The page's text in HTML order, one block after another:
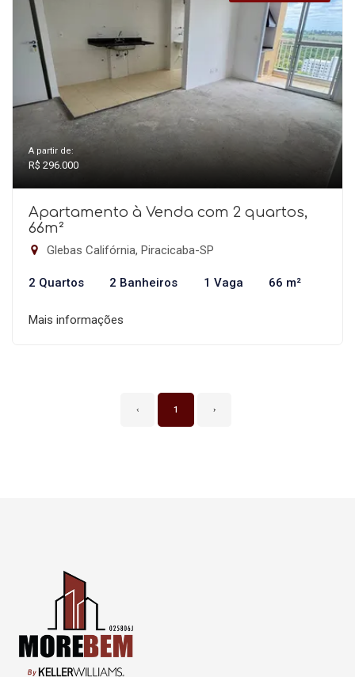
A partir de:
R$ 296.000
Apartamento à Venda com 2 quartos,
66m²
Glebas Califórnia, Piracicaba-SP
2 Quartos 2 Banheiros 1 Vaga 66 m²
Mais informações
‹ 1 ›
Página inicial